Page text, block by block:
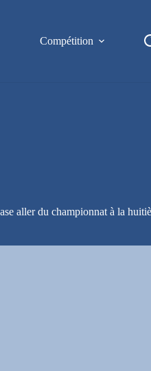
Compétition
aller du championnat à la